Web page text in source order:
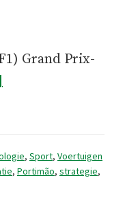
Grand Prix-
de
, Sport, Voertuigen
, Portimão, strategie,